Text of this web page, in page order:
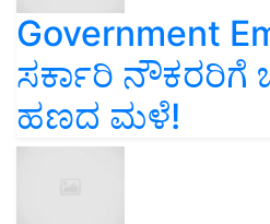
Government
ಸರ್ಕಾರಿ ನೌಕರರಿಗೆ
ಹಣದ ಮಳೆ!